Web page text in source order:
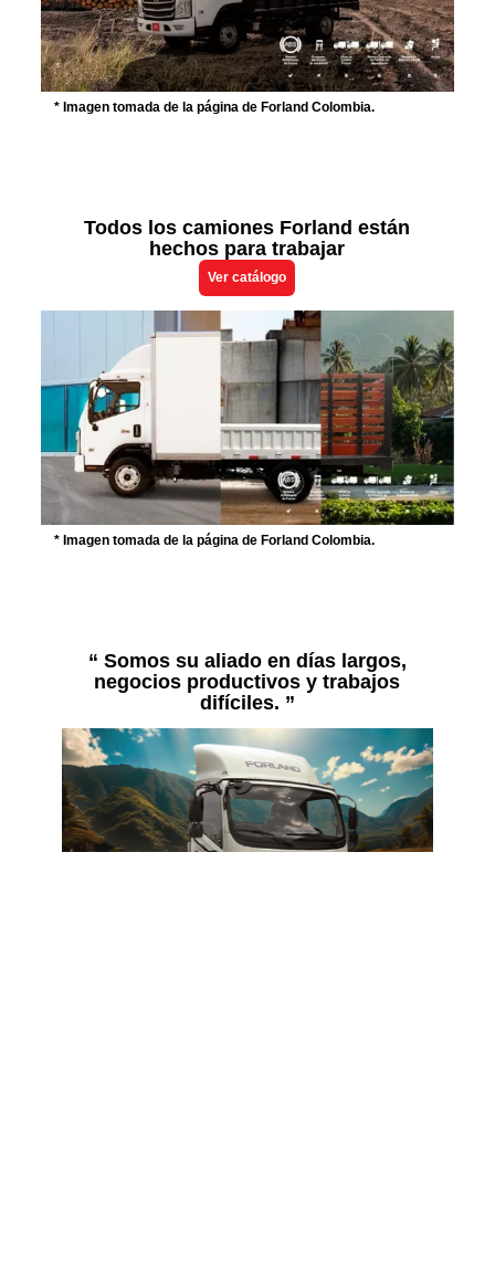
* Imagen tomada de la página de Forland Colombia.
Todos los camiones Forland están
hechos para trabajar
Ver catálogo
* Imagen tomada de la página de Forland Colombia.
“ Somos su aliado en días largos,
negocios productivos y trabajos
difíciles. ”